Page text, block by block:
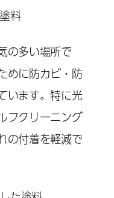
料
の多い場所で
めに防カビ・防
います。特に光
フクリーニング
の付着を軽減で